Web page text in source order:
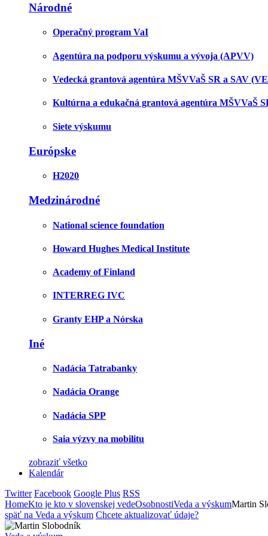
Národné
Operačný program VaI
Agentúra na podporu výskumu a vývoja (APVV)
Vedecká grantová agentúra MŠVVaŠ SR a SAV
Kultúrna a edukačná grantová agentúra MŠVVaŠ
Siete výskumu
Európske
H2020
Medzinárodné
National science foundation
Howard Hughes Medical Institute
Academy of Finland
INTERREG IVC
Granty EHP a Nórska
Iné
Nadácia Tatrabanky
Nadácia Orange
Nadácia SPP
Saia výzvy na mobilitu
zobraziť všetko
Kalendár
Twitter Facebook Google Plus RSS
HomeKto je kto v slovenskej vedeOsobnostiVeda a výskumMartin
späť na Veda a výskum Chcete aktualizovať údaje?